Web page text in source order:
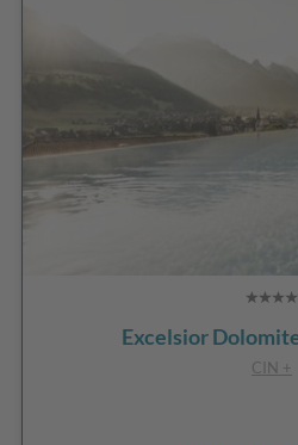
Excelsior
CIN +